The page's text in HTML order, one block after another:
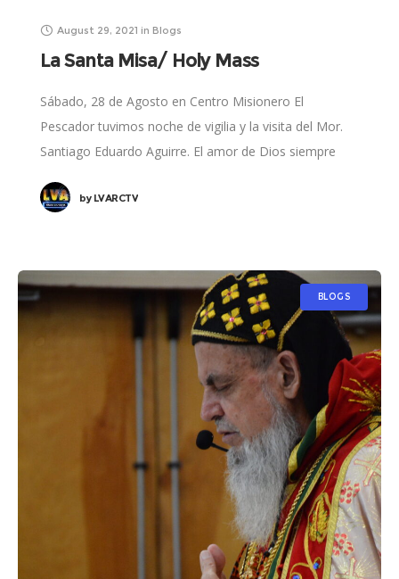
August 29, 2021 in Blogs
La Santa Misa/ Holy Mass
Sábado, 28 de Agosto en Centro Misionero El
Pescador tuvimos noche de vigilia y la visita del Mor.
Santiago Eduardo Aguirre. El amor de Dios siempre
byLVARCTV
BLOGS